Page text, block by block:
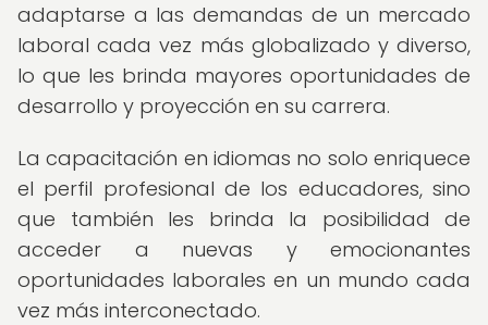
adaptarse a las demandas de un mercado
laboral cada vez más globalizado y diverso,
lo que les brinda mayores oportunidades de
desarrollo y proyección en su carrera.
La capacitación en idiomas no solo enriquece
el perfil profesional de los educadores, sino
que también les brinda la posibilidad de
acceder a nuevas y emocionantes
oportunidades laborales en un mundo cada
vez más interconectado.